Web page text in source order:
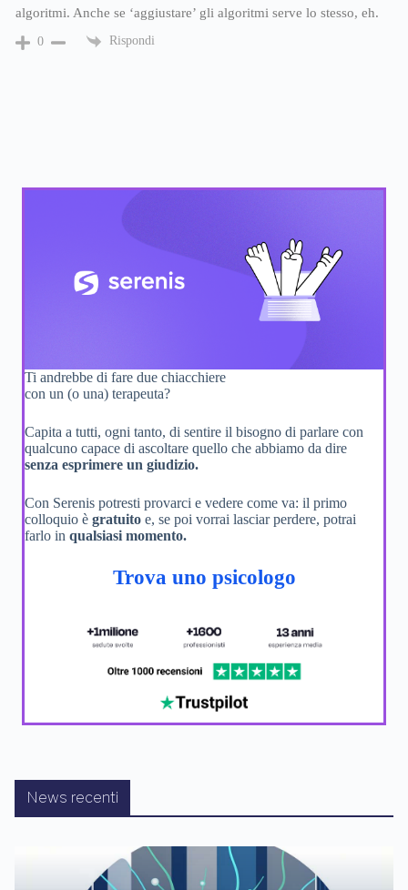
algoritmi. Anche se ‘aggiustare’ gli algoritmi serve lo stesso, eh.
0 Rispondi
Ti andrebbe di fare due chiacchiere
con un (o una) terapeuta?
Capita a tutti, ogni tanto, di sentire il bisogno di parlare con
qualcuno capace di ascoltare quello che abbiamo da dire
senza esprimere un giudizio.
Con Serenis potresti provarci e vedere come va: il primo
colloquio è gratuito e, se poi vorrai lasciar perdere, potrai
farlo in qualsiasi momento.
Trova uno psicologo
News recenti